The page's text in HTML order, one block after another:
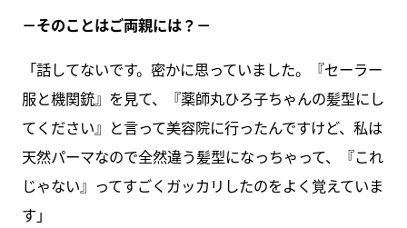
－そのことはご両親には？－
「話してないです。密かに思っていました。『セーラー
服と機関銃』を見て、『薬師丸ひろ子ちゃんの髪型にし
てください』と言って美容院に行ったんですけど、私は
天然パーマなので全然違う髪型になっちゃって、『これ
じゃない』ってすごくガッカリしたのをよく覚えていま
す」